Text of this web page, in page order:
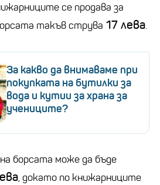
се продава за
такъв струва 17 лева.
За какво да внимаваме при
покупката на бутилки за
вода и кутии за храна за
учениците?
борсата може да бъде
, докато по книжарниците